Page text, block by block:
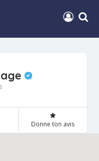
Donne ton avis